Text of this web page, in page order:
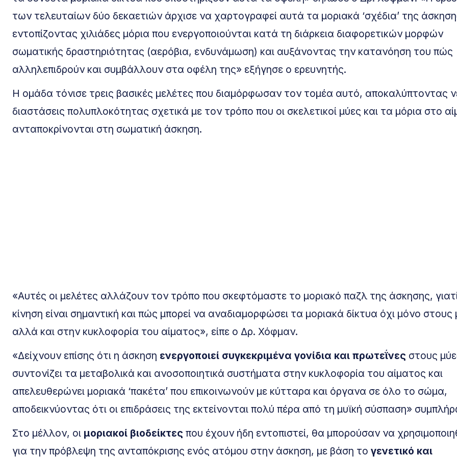
των τελευταίων δύο δεκαετιών άρχισε να χαρτογραφεί αυτά τα μοριακά ‘σχέδια’ της
εντοπίζοντας χιλιάδες μόρια που ενεργοποιούνται κατά τη διάρκεια διαφορετικών μορφών
σωματικής δραστηριότητας (αερόβια, ενδυνάμωση) και αυξάνοντας την κατανόηση του πώς
αλληλεπιδρούν και συμβάλλουν στα οφέλη της» εξήγησε ο ερευνητής.
Η ομάδα τόνισε τρεις βασικές μελέτες που διαμόρφωσαν τον τομέα αυτό, αποκαλύπτοντας
διαστάσεις πολυπλοκότητας σχετικά με τον τρόπο που οι σκελετικοί μύες και τα μόρια στο
ανταποκρίνονται στη σωματική άσκηση.
«Αυτές οι μελέτες αλλάζουν τον τρόπο που σκεφτόμαστε το μοριακό παζλ της άσκησης,
κίνηση είναι σημαντική και πώς μπορεί να αναδιαμορφώσει τα μοριακά δίκτυα όχι μόνο στους
αλλά και στην κυκλοφορία του αίματος», είπε ο Δρ. Χόφμαν.
«Δείχνουν επίσης ότι η άσκηση ενεργοποιεί συγκεκριμένα γονίδια και πρωτεΐνες στους
συντονίζει τα μεταβολικά και ανοσοποιητικά συστήματα στην κυκλοφορία του αίματος και
απελευθερώνει μοριακά ‘πακέτα’ που επικοινωνούν με κύτταρα και όργανα σε όλο το σώμα,
αποδεικνύοντας ότι οι επιδράσεις της εκτείνονται πολύ πέρα από τη μυϊκή σύσπαση»
Στο μέλλον, οι μοριακοί βιοδείκτες που έχουν ήδη εντοπιστεί, θα μπορούσαν να
για την πρόβλεψη της ανταπόκρισης ενός ατόμου στην άσκηση, με βάση το γενετικό και